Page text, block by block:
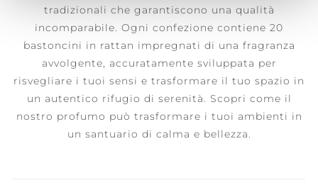
tradizionali che garantiscono una qualità
incomparabile. Ogni confezione contiene 20
bastoncini in rattan impregnati di una fragranza
avvolgente, accuratamente sviluppata per
risvegliare i tuoi sensi e trasformare il tuo spazio in
un autentico rifugio di serenità. Scopri come il
nostro profumo può trasformare i tuoi ambienti in
un santuario di calma e bellezza.